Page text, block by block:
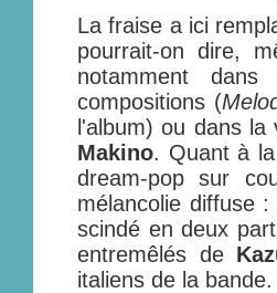
La fraise a ici
pourrait-on dire,
notamment
compositions (
l'album) ou dans
Makino. Quant à
dream-pop sur
mélancolie diffuse :
scindé en deux
entremêlés de
italiens de la bande.